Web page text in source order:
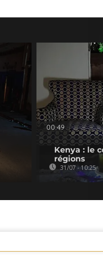
00:49
Kenya : le
régions
31/07 - 10:25